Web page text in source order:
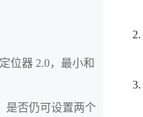
位器 2.0，最小和
是否仍可设置两个